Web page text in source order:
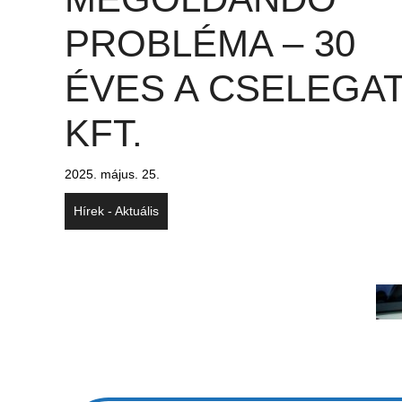
PROBLÉMA – 30
ÉVES A
KFT.
2025. május. 25.
Hírek - Aktuális